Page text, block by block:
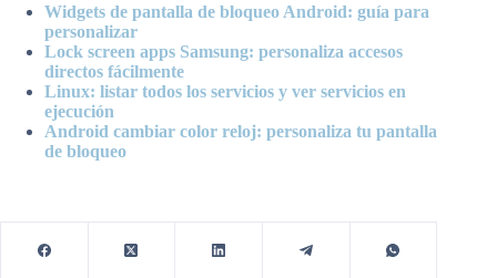
Widgets de pantalla de bloqueo Android: guía para
personalizar
Lock screen apps Samsung: personaliza accesos
directos fácilmente
Linux: listar todos los servicios y ver servicios en
ejecución
Android cambiar color reloj: personaliza tu pantalla
de bloqueo